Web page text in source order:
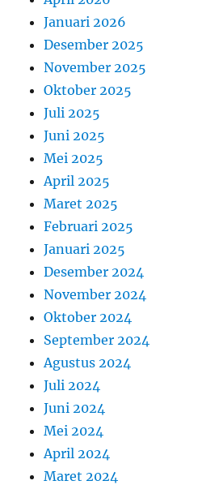
Januari 2026
Desember 2025
November 2025
Oktober 2025
Juli 2025
Juni 2025
Mei 2025
April 2025
Maret 2025
Februari 2025
Januari 2025
Desember 2024
November 2024
Oktober 2024
September 2024
Agustus 2024
Juli 2024
Juni 2024
Mei 2024
April 2024
Maret 2024